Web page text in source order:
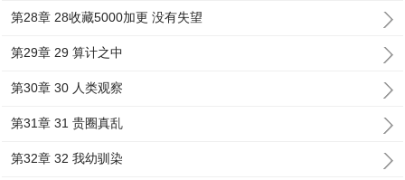
第28章 28收藏5000加更 没有失望
第29章 29 算计之中
第30章 30 人类观察
第31章 31 贵圈真乱
第32章 32 我幼驯染